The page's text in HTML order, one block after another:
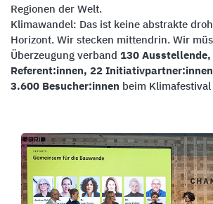
Regionen der Welt.
Klimawandel: Das ist keine abstrakte
Horizont. Wir stecken mittendrin. Wir
Überzeugung verband 130 Ausstellende,
Referent:innen, 22 Initiativpartner:innen
3.600 Besucher:innen beim